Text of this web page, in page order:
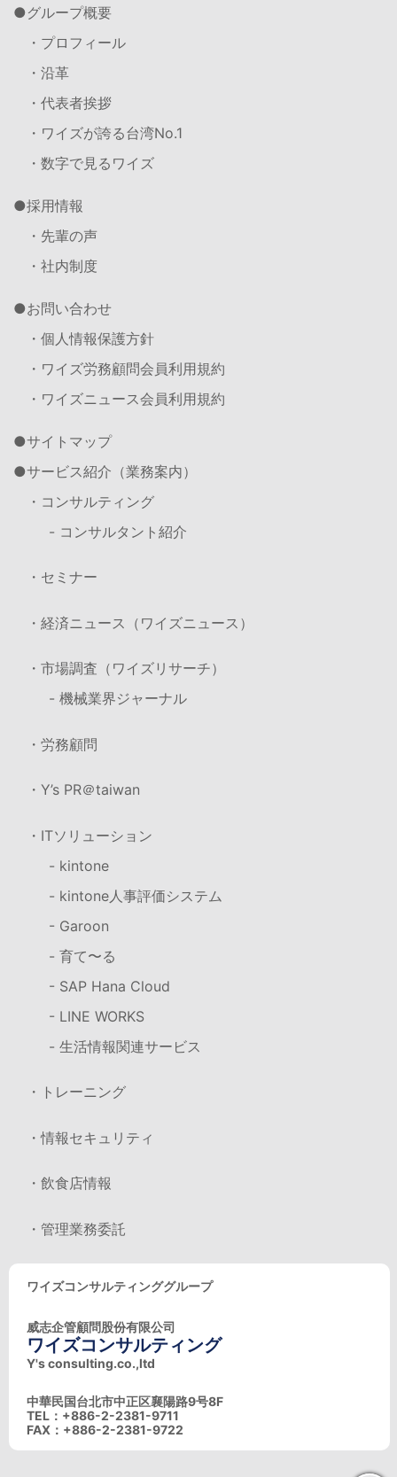
グループ概要
・プロフィール
・沿革
・代表者挨拶
・ワイズが誇る台湾No.1
・数字で見るワイズ
採用情報
・先輩の声
・社内制度
お問い合わせ
・個人情報保護方針
・ワイズ労務顧問会員利用規約
・ワイズニュース会員利用規約
サイトマップ
サービス紹介（業務案内）
・コンサルティング
- コンサルタント紹介
・セミナー
・経済ニュース（ワイズニュース）
・市場調査（ワイズリサーチ）
- 機械業界ジャーナル
・労務顧問
・Y’s PR＠taiwan
・ITソリューション
- kintone
- kintone人事評価システム
- Garoon
- 育て〜る
- SAP Hana Cloud
- LINE WORKS
- 生活情報関連サービス
・トレーニング
・情報セキュリティ
・飲食店情報
・管理業務委託
ワイズコンサルティンググループ
威志企管顧問股份有限公司
ワイズコンサルティング
Y's consulting.co.,ltd
中華民国台北市中正区襄陽路9号8F
TEL：+886-2-2381-9711
FAX：+886-2-2381-9722